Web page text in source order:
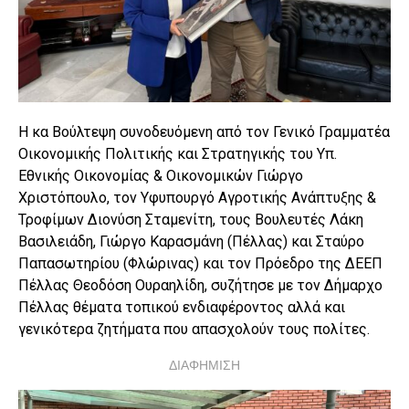
Η κα Βούλτεψη συνοδευόμενη από τον Γενικό Γραμματέα
Οικονομικής Πολιτικής και Στρατηγικής του Υπ.
Εθνικής Οικονομίας & Οικονομικών Γιώργο
Χριστόπουλο, τον Υφυπουργό Αγροτικής Ανάπτυξης &
Τροφίμων Διονύση Σταμενίτη, τους Βουλευτές Λάκη
Βασιλειάδη, Γιώργο Καρασμάνη (Πέλλας) και Σταύρο
Παπασωτηρίου (Φλώρινας) και τον Πρόεδρο της ΔΕΕΠ
Πέλλας Θεοδόση Ουραηλίδη, συζήτησε με τον Δήμαρχο
Πέλλας θέματα τοπικού ενδιαφέροντος αλλά και
γενικότερα ζητήματα που απασχολούν τους πολίτες.
ΔΙΑΦΗΜΙΣΗ